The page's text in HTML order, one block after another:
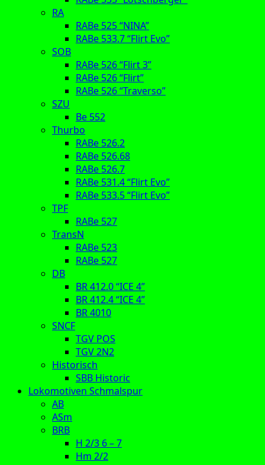
RA
RABe 525 “NINA”
RABe 533.7 “Flirt Evo”
SOB
RABe 526 “Flirt 3”
RABe 526 “Flirt”
RABe 526 “Traverso”
SZU
Be 552
Thurbo
RABe 526.2
RABe 526.68
RABe 526.7
RABe 531.4 “Flirt Evo”
RABe 533.5 “Flirt Evo”
TPF
RABe 527
TransN
RABe 523
RABe 527
DB
BR 412.0 “ICE 4”
BR 412.4 “ICE 4”
BR 4010
SNCF
TGV POS
TGV 2N2
Historisch
SBB Historic
Lokomotiven Schmalspur
AB
ASm
BRB
H 2/3 6 – 7
Hm 2/2